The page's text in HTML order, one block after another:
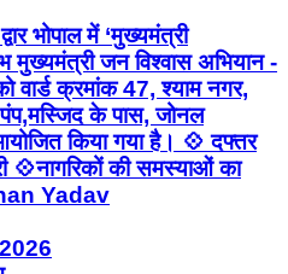
भोपाल में ‘मुख्यमंत्री
मुख्यमंत्री जन विश्वास अभियान -
क्रमांक 47, श्याम नगर,
के पास, जोनल
किया गया है। 💠 दफ्तर
💠नागरिकों की समस्याओं का
Yadav